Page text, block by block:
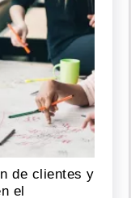
de clientes y
el